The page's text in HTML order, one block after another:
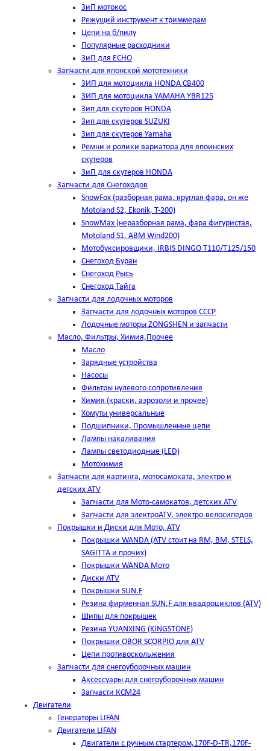
ЗиП мотокос
Режущий инструмент к триммерам
Цепи на б/пилу
Популярные расходники
ЗиП для ЕСНО
Запчасти для японской мототехники
ЗИП для мотоцикла HONDA CB400
ЗИП для мотоцикла YAMAHA YBR125
Зип для скутеров HONDA
Зип для скутеров SUZUKI
Зип для скутеров Yamaha
Ремни и ролики вариатора для япоинских
скутеров
ЗиП для скутеров HONDA
Запчасти для Снегоходов
SnowFox (разборная рама, круглая фара, он же
Motoland S2, Ekonik, T-200)
SnowMax (неразборная рама, фара фигуристая,
Motoland S1, ABM Wind200)
Мотобуксировщики, IRBIS DINGO Т110/Т125/150
Снегоход Буран
Снегоход Рысь
Снегоход Тайга
Запчасти для лодочных моторов
Запчасти для лодочных моторов СССР
Лодочные моторы ZONGSHEN и запчасти
Масло, Фильтры, Химия,Прочее
Масло
Зарядные устройства
Насосы
Фильтры нулевого сопротивления
Химия (краски, аэрозоли и прочее)
Хомуты универсальные
Подшипники, Промышленные цепи
Лампы накаливания
Лампы светодиодные (LED)
Мотохимия
Запчасти для картинга, мотосамоката, электро и
детских ATV
Запчасти для Мото-самокатов, детских ATV
Запчасти для электроATV, электро-велосипедов
Покрышки и Диски для Мото, ATV
Покрышки WANDA (АТV стоит на RM, BM, STELS,
SAGITTA и прочих)
Покрышки WANDA Мото
Диски ATV
Покрышки SUN.F
Резина фирменная SUN.F для квадроциклов (АТV)
Шипы для покрышек
Резина YUANXING (KINGSTONE)
Покрышки OBOR SCORPIO для ATV
Цепи противоскольжения
Запчасти для снегоуборочных машин
Аксессуары для снегоуборочных машин
Запчасти КСМ24
Двигатели
Генераторы LIFAN
Двигатели LIFAN
Двигатели с ручным стартером,170F-D-TR,170F-